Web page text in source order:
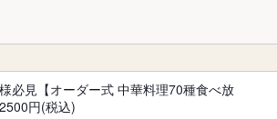
必見【オーダー式 中華料理70種食べ放
円(税込)